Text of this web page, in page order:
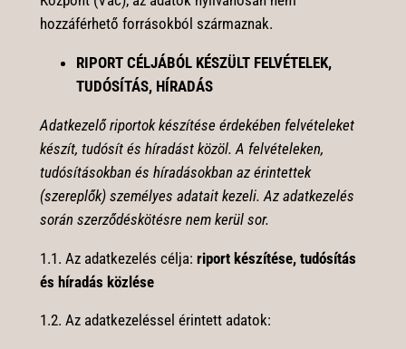
hozzáférhető forrásokból származnak.
RIPORT CÉLJÁBÓL KÉSZÜLT FELVÉTELEK,
TUDÓSÍTÁS, HÍRADÁS
Adatkezelő riportok készítése érdekében felvételeket
készít, tudósít és híradást közöl. A felvételeken,
tudósításokban és híradásokban az érintettek
(szereplők) személyes adatait kezeli. Az adatkezelés
során szerződéskötésre nem kerül sor.
1.1. Az adatkezelés célja: riport készítése, tudósítás
és híradás közlése
1.2. Az adatkezeléssel érintett adatok: